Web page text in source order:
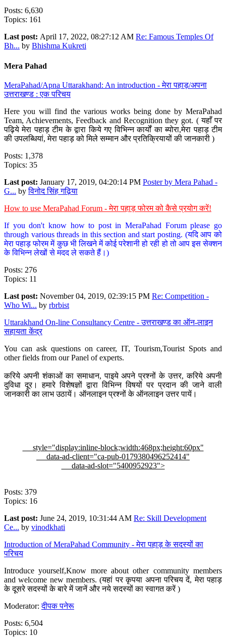
Posts: 6,630
Topics: 161
Last post: April 17, 2022, 08:27:12 AM Re: Famous Temples Of
Bh... by Bhishma Kukreti
Mera Pahad
MeraPahad/Apna Uttarakhand: An introduction - मेरा पहाड़/अपना
उत्तराखण्ड : एक परिचय
Here you will find the various works being done by MeraPahad
Team, Achievements, Feedback and Recognition they got. ( यहाँ पर
पढ़िये मेरा पहाड़ टीम के द्वारा किये गए विभिन्न कार्यों का ब्योरा,मेरा पहाड़ टीम
की उपलब्धियां, मेरा पहाड़ को मिले सम्मान और प्रतिक्रियायों की जानकारी )
Posts: 1,378
Topics: 35
Last post: January 17, 2019, 04:20:14 PM Poster by Mera Pahad -
G... byविनोद सिंह गढ़िया
How to use MeraPahad Forum - मेरा पहाड़ फोरम को कैसे प्रयोग करें!
If you don't know how to post in MeraPahad Forum please go
through various threads in this section and start posting. (यदि आप को
मेरा पहाड़ फोरम में कुछ भी लिखने में कोई परेशानी हो रही हो तो आप इस सेक्शन
के विभिन्न लेखों से मदद ले सकते हैं।)
Posts: 276
Topics: 11
Last post: November 04, 2019, 02:39:15 PM Re: Competition -
Who Wi... by rbrbist
Uttarakhand On-line Consultancy Centre - उत्तराखण्ड का ऑन-लाइन
सहायता केंद्र
You can ask questions on career, IT, Tourism,Tourist Spots and
other fields from our Panel of experts.
करिये अपनी शंकाओं का समाधान, पाइये अपने प्रश्नों के उत्तर, करिये अपनी
दुविधा दूर। हमारे विशेषज्ञों द्वारा विभिन्न विषयों पर प्रदान की जाने वाली
जानकारी का लाभ उठायें। ऑनलाइन प्रश्नों के ऑनलाइन उत्तर पायें।
style="display:inline-block;width:468px;height:60px"
data-ad-client="ca-pub-0179380496252414"
data-ad-slot="5400952923">
Posts: 379
Topics: 16
Last post: June 24, 2019, 10:31:44 AM Re: Skill Development
Ce... by vinodkhati
Introduction of MeraPahad Community - मेरा पहाड़ के सदस्यों का
परिचय
Introduce yourself,Know more about other community members
and welcome new members. (यहां पर कृपया अपना परिचय दें, मेरा पहाड़
के दूसरे सदस्यों के बारे में जानें और नये सदस्यों का स्वागत करें )
Moderator:दीपक पनेरू
Posts: 6,504
Topics: 10